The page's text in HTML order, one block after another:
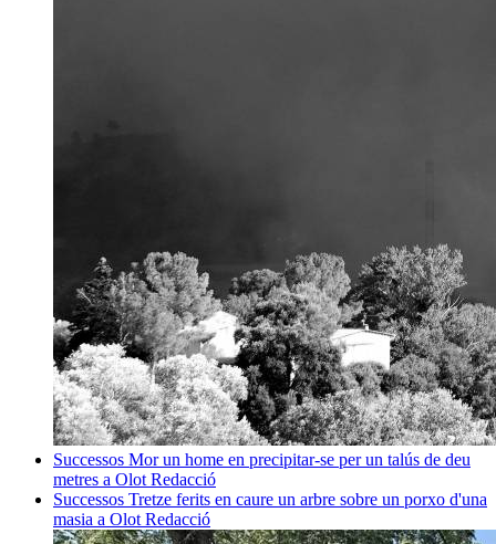
Successos Mor un home en precipitar-se per un talús de deu
metres a Olot Redacció
Successos Tretze ferits en caure un arbre sobre un porxo d'una
masia a Olot Redacció